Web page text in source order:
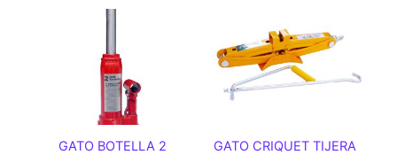
GATO BOTELLA 2
GATO CRIQUET TIJERA